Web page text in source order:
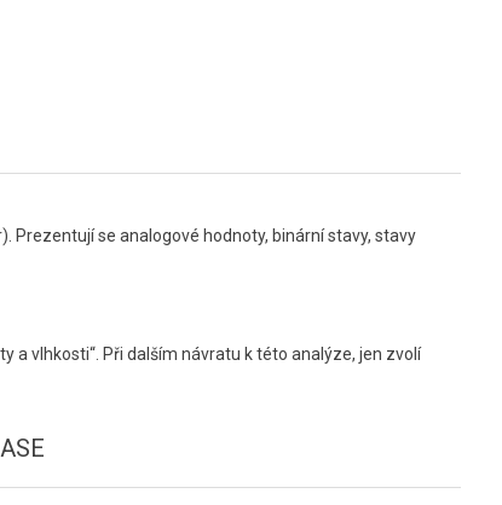
se analogové hodnoty, binární stavy, stavy
a vlhkosti“. Při dalším návratu k této analýze, jen zvolí